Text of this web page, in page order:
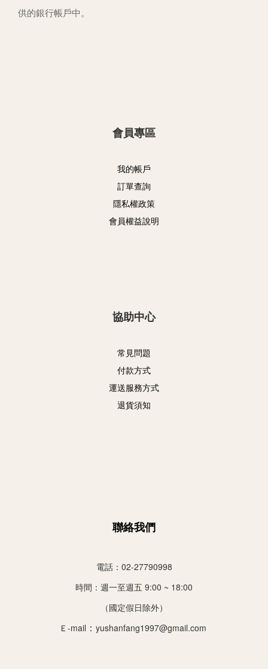
供的銀行帳戶中。
會員專區
我的帳戶
訂單查詢
隱私權政策
會員權益說明
協助中心
常見問題
付款方式
運送服務方式
退貨須知
聯絡我們
電話：02-27790998
時間： 週一至週五 9:00 ~ 18:00
（國定假日除外）
Ｅ-mail ： yushanfang1997@gmail.com